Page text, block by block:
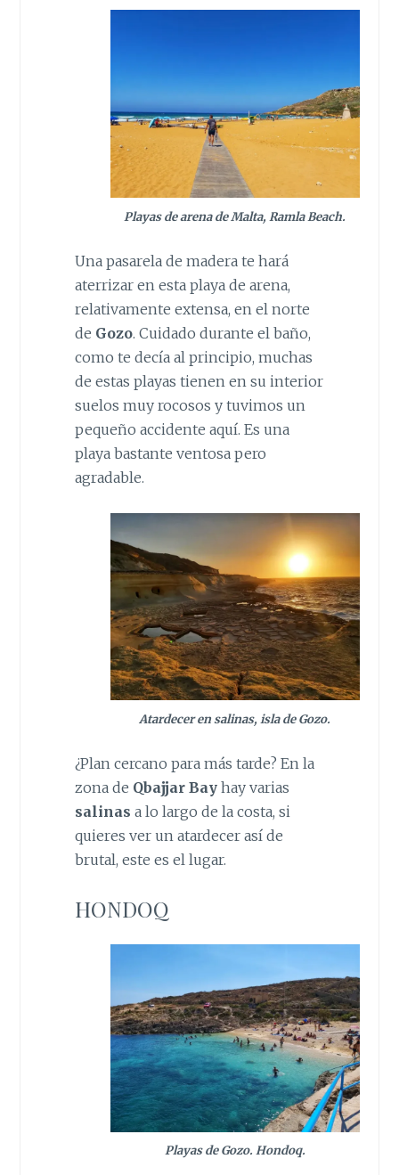
Playas de arena de Malta, Ramla Beach.
Una pasarela de madera te hará
aterrizar en esta playa de arena,
relativamente extensa, en el norte
de Gozo. Cuidado durante el baño,
como te decía al principio, muchas
de estas playas tienen en su interior
suelos muy rocosos y tuvimos un
pequeño accidente aquí. Es una
playa bastante ventosa pero
agradable.
Atardecer en salinas, isla de Gozo.
¿Plan cercano para más tarde? En la
zona de Qbajjar Bayhay varias
salinas a lo largo de la costa, si
quieres ver un atardecer así de
brutal, este es el lugar.
HONDOQ
Playas de Gozo. Hondoq.